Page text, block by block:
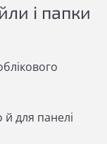
і папки
й для панелі